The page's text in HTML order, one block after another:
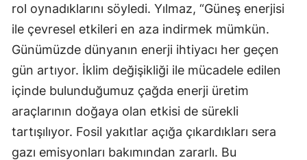
rol oynadıklarını söyledi. Yılmaz, “Güneş enerjisi
ile çevresel etkileri en aza indirmek mümkün.
Günümüzde dünyanın enerji ihtiyacı her geçen
gün artıyor. İklim değişikliği ile mücadele edilen
içinde bulunduğumuz çağda enerji üretim
araçlarının doğaya olan etkisi de sürekli
tartışılıyor. Fosil yakıtlar açığa çıkardıkları sera
gazı emisyonları bakımından zararlı. Bu